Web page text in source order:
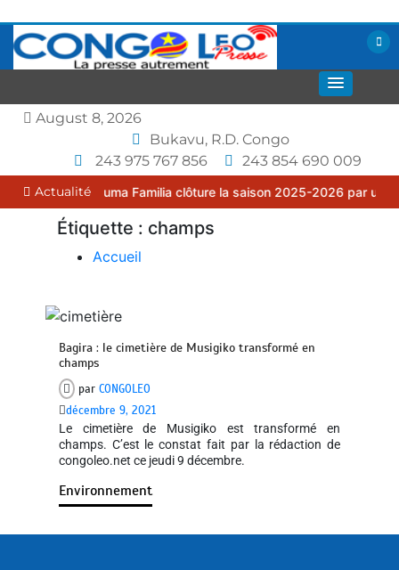
contenu
CONGOLEO
August 8, 2026
Bukavu, R.D. Congo
243 975 767 856
243 854 690 009
Actualité
: le FC Puma Familia clôture la saison 2025-2026 par une
Étiquette : champs
Accueil
Bagira : le cimetière de Musigiko transformé en
champs
par CONGOLEO
décembre 9, 2021
Le cimetière de Musigiko est transformé en
champs. C’est le constat fait par la rédaction de
congoleo.net ce jeudi 9 décembre.
Environnement